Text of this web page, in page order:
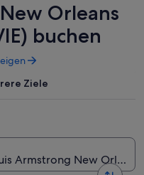
Orleans
buchen
Ziele
Armstrong New Orleans